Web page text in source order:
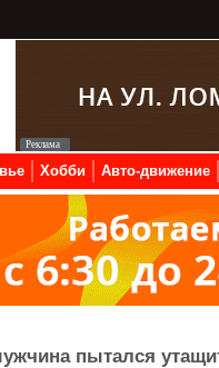
Хобби Авто-движение
пытался